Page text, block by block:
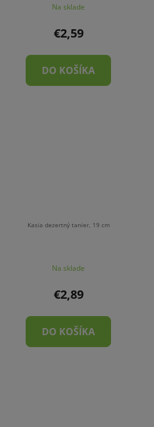
Na sklade
€2,59
DO KOŠÍKA
Kasia dezertný tanier, 19 cm
Na sklade
€2,89
DO KOŠÍKA